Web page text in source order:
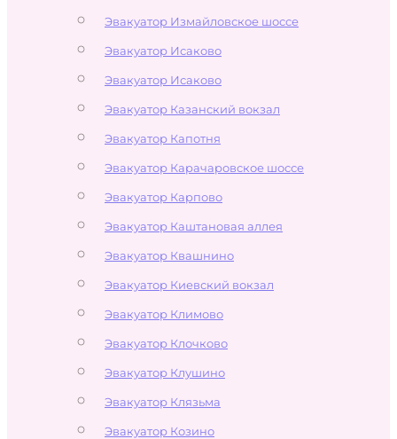
Эвакуатор Измайловское шоссе
Эвакуатор Исаково
Эвакуатор Исаково
Эвакуатор Казанский вокзал
Эвакуатор Капотня
Эвакуатор Карачаровское шоссе
Эвакуатор Карпово
Эвакуатор Каштановая аллея
Эвакуатор Квашнино
Эвакуатор Киевский вокзал
Эвакуатор Климово
Эвакуатор Клочково
Эвакуатор Клушино
Эвакуатор Клязьма
Эвакуатор Козино